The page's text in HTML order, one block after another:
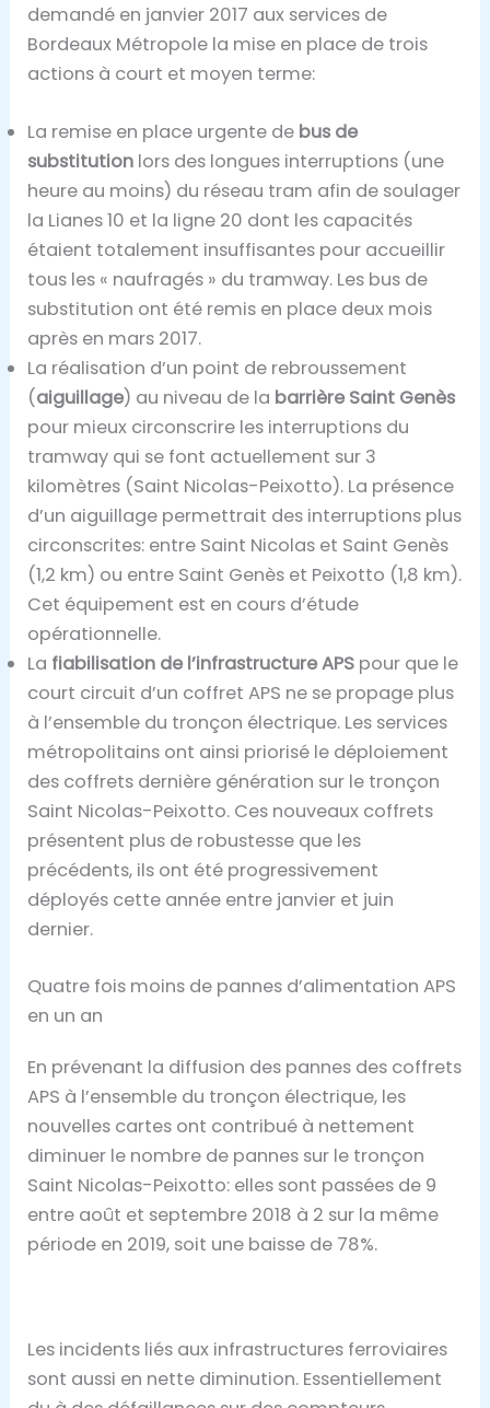
demandé en janvier 2017 aux services de
Bordeaux Métropole la mise en place de trois
actions à court et moyen terme:
La remise en place urgente de bus de
substitution lors des longues interruptions (une
heure au moins) du réseau tram afin de soulager
la Lianes 10 et la ligne 20 dont les capacités
étaient totalement insuffisantes pour accueillir
tous les « naufragés » du tramway. Les bus de
substitution ont été remis en place deux mois
après en mars 2017.
La réalisation d’un point de rebroussement
(aiguillage) au niveau de la barrière Saint Genès
pour mieux circonscrire les interruptions du
tramway qui se font actuellement sur 3
kilomètres (Saint Nicolas-Peixotto). La présence
d’un aiguillage permettrait des interruptions plus
circonscrites: entre Saint Nicolas et Saint Genès
(1,2 km) ou entre Saint Genès et Peixotto (1,8 km).
Cet équipement est en cours d’étude
opérationnelle.
La fiabilisation de l’infrastructure APS pour que le
court circuit d’un coffret APS ne se propage plus
à l’ensemble du tronçon électrique. Les services
métropolitains ont ainsi priorisé le déploiement
des coffrets dernière génération sur le tronçon
Saint Nicolas-Peixotto. Ces nouveaux coffrets
présentent plus de robustesse que les
précédents, ils ont été progressivement
déployés cette année entre janvier et juin
dernier.
Quatre fois moins de pannes d’alimentation APS
en un an
En prévenant la diffusion des pannes des coffrets
APS à l’ensemble du tronçon électrique, les
nouvelles cartes ont contribué à nettement
diminuer le nombre de pannes sur le tronçon
Saint Nicolas-Peixotto: elles sont passées de 9
entre août et septembre 2018 à 2 sur la même
période en 2019, soit une baisse de 78%.
Les incidents liés aux infrastructures ferroviaires
sont aussi en nette diminution. Essentiellement